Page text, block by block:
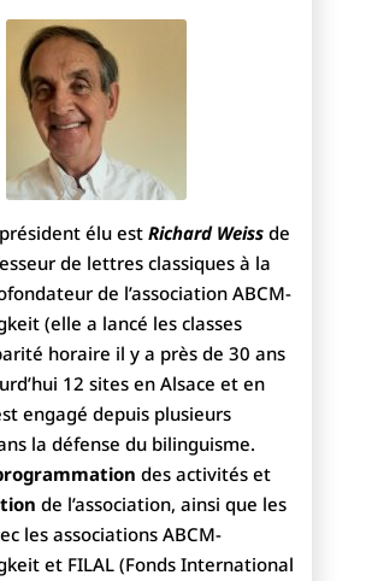
élu est Richard Weissde
de lettres classiques à la
de l’association ABCM-
(elle a lancé les classes
horaire il y a près de 30 ans
12 sites en Alsace et en
engagé depuis plusieurs
la défense du bilinguisme.
des activités et
de l’association, ainsi que les
les associations ABCM-
et FILAL (Fonds International